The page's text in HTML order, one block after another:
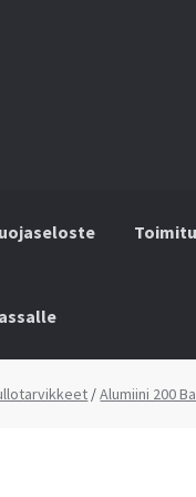
Toimitusehdot
/Alumiini 200